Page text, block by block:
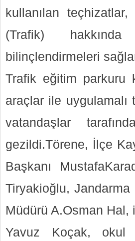
kullanılan teçhizatlar,
(Trafik)
bilinçlendirmeleri
Trafik eğitim parkuru
araçlar ile
vatandaşlar
gezildi.Törene, İlçe
Başkanı
Tiryakioğlu, Jandarma
Müdürü A.Osman Hal,
Yavuz Koçak, okul